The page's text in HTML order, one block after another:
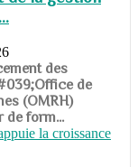
des
de
(OMRH)
de form...